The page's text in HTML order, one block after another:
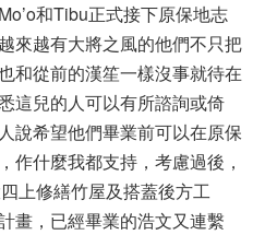
Mo’o和Tibu正式接下原保地志
來越有大將之風的他們不只把
和從前的漢笙一樣沒事就待在
這兒的人可以有所諮詢或倚
說希望他們畢業前可以在原保
作什麼我都支持，考慮過後，
上修繕竹屋及搭蓋後方工
畫，已經畢業的浩文又連繫